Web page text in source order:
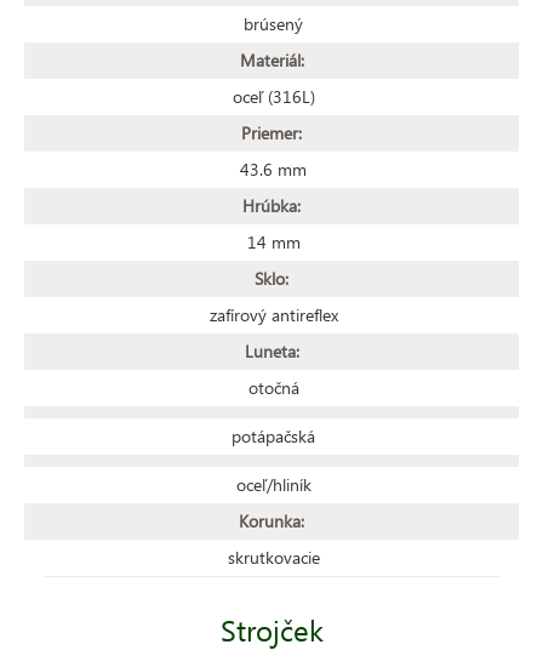
brúsený
Materiál:
oceľ (316L)
Priemer:
43.6 mm
Hrúbka:
14 mm
Sklo:
zafírový antireflex
Luneta:
otočná
potápačská
oceľ/hliník
Korunka:
skrutkovacie
Strojček